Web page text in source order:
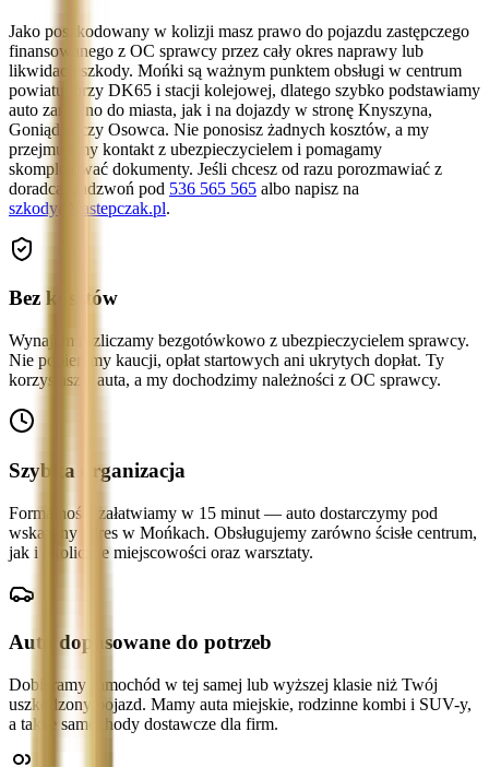
Jako poszkodowany w kolizji masz prawo do pojazdu zastępczego
finansowanego z OC sprawcy przez cały okres naprawy lub
likwidacji szkody. Mońki są ważnym punktem obsługi w centrum
powiatu, przy DK65 i stacji kolejowej, dlatego szybko podstawiamy
auto zarówno do miasta, jak i na dojazdy w stronę Knyszyna,
Goniądza czy Osowca. Nie ponosisz żadnych kosztów, a my
przejmujemy kontakt z ubezpieczycielem i pomagamy
skompletować dokumenty. Jeśli chcesz od razu porozmawiać z
doradcą, zadzwoń pod 536 565 565 albo napisz na
szkody@zastepczak.pl.
Bez kosztów
Wynajem rozliczamy bezgotówkowo z ubezpieczycielem sprawcy.
Nie pobieramy kaucji, opłat startowych ani ukrytych dopłat. Ty
korzystasz z auta, a my dochodzimy należności z OC sprawcy.
Szybka organizacja
Formalności załatwiamy w 15 minut — auto dostarczymy pod
wskazany adres w Mońkach. Obsługujemy zarówno ścisłe centrum,
jak i okoliczne miejscowości oraz warsztaty.
Auto dopasowane do potrzeb
Dobieramy samochód w tej samej lub wyższej klasie niż Twój
uszkodzony pojazd. Mamy auta miejskie, rodzinne kombi i SUV-y,
a także samochody dostawcze dla firm.